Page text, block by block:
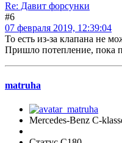
Re: Давит форсунки
#6
07 февраля 2019, 12:39:04
То есть из-за клапана не
Пришло потепление, пока
matruha
Mercedes-Benz C-